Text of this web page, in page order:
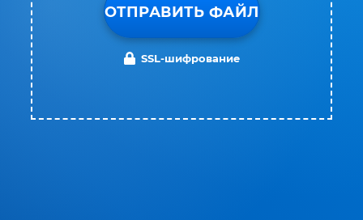
ОТПРАВИТЬ ФАЙЛ
SSL-шифрование